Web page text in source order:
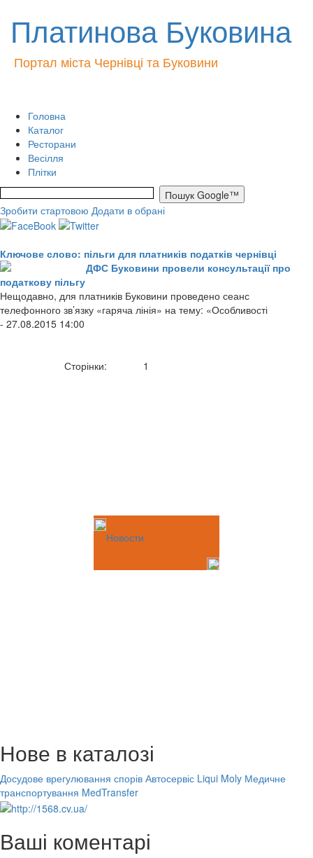
Платинова Буковина
Портал міста Чернівці та Буковини
Головна
Каталог
Ресторани
Весілля
Плітки
Зробити стартовою Додати в обрані
Ключове слово: пільги для платників податків чернівці
ДФС Буковини провели консультації про
податкову пільгу
Нещодавно, для платників Буковини проведено сеанс
телефонного зв’язку «гаряча лінія» на тему: «Особливості
- 27.08.2015 14:00
Сторінки: 1
Новости
Нове в каталозі
Досудове врегулювання спорів Автосервіс Liqui Moly Медичне
транспортування MedTransfer
Ваші коментарі